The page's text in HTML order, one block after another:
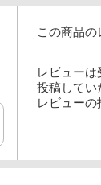
この商品の
レビューは
投稿してい
レビューの